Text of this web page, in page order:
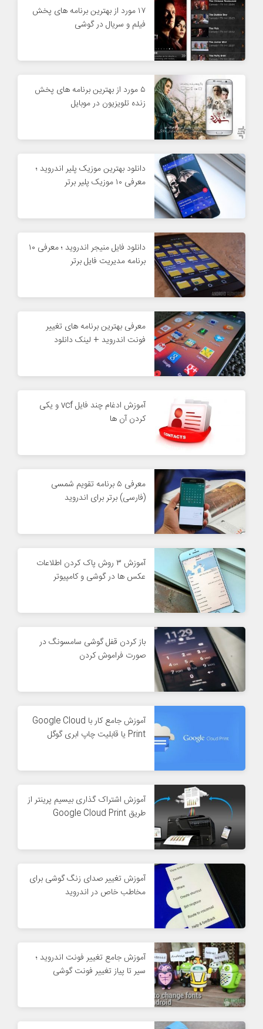
۱۷ مورد از بهترین برنامه های پخش
فیلم و سریال در گوشی
۵ مورد از بهترین برنامه های پخش
زنده تلویزیون در موبایل
دانلود بهترین موزیک پلیر اندروید ؛
معرفی ۱۰ موزیک پلیر برتر
دانلود فایل منیجر اندروید ؛ معرفی ۱۰
برنامه مدیریت فایل برتر
معرفی بهترین برنامه های تغییر
فونت اندروید + لینک دانلود
آموزش ادغام چند فایل vcf و یکی
کردن آن ها
معرفی ۵ برنامه تقویم شمسی
(فارسی) برتر برای اندروید
آموزش ۳ روش پاک کردن اطلاعات
عکس ها در گوشی و کامپیوتر
باز کردن قفل گوشی سامسونگ در
صورت فراموش کردن
آموزش جامع کار با Google Cloud
Print یا قابلیت چاپ ابری گوگل
آموزش اشتراک گذاری بیسیم پرینتر از
طریق Google Cloud Print
آموزش تغییر صدای زنگ گوشی برای
مخاطب خاص در اندروید
آموزش جامع تغییر فونت اندروید ؛
سیر تا پیاز تغییر فونت گوشی